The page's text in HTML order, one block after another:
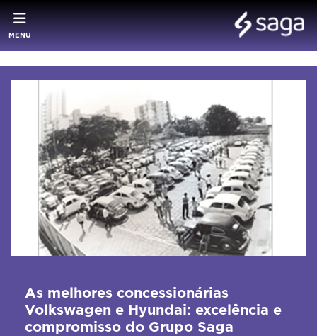
MENU
As melhores concessionárias
Volkswagen e Hyundai: excelência e
compromisso do Grupo Saga